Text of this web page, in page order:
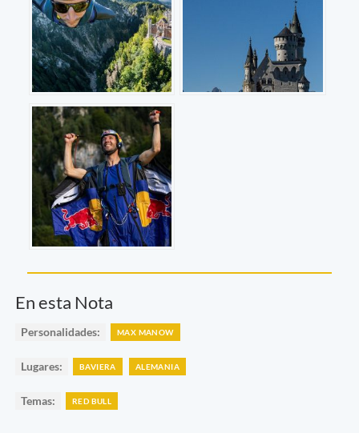
En esta Nota
Personalidades: MAX MANOW
Lugares: BAVIERA ALEMANIA
Temas: RED BULL